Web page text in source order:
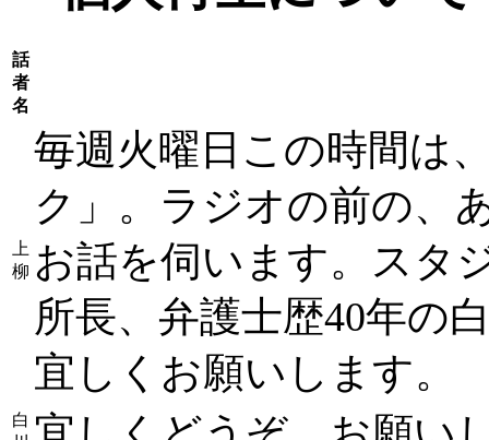
話
者
名
上
柳
毎週火曜日この時間は
ク」。ラジオの前の、
お話を伺います。スタ
所長、弁護士歴40年の
宜しくお願いします。
白